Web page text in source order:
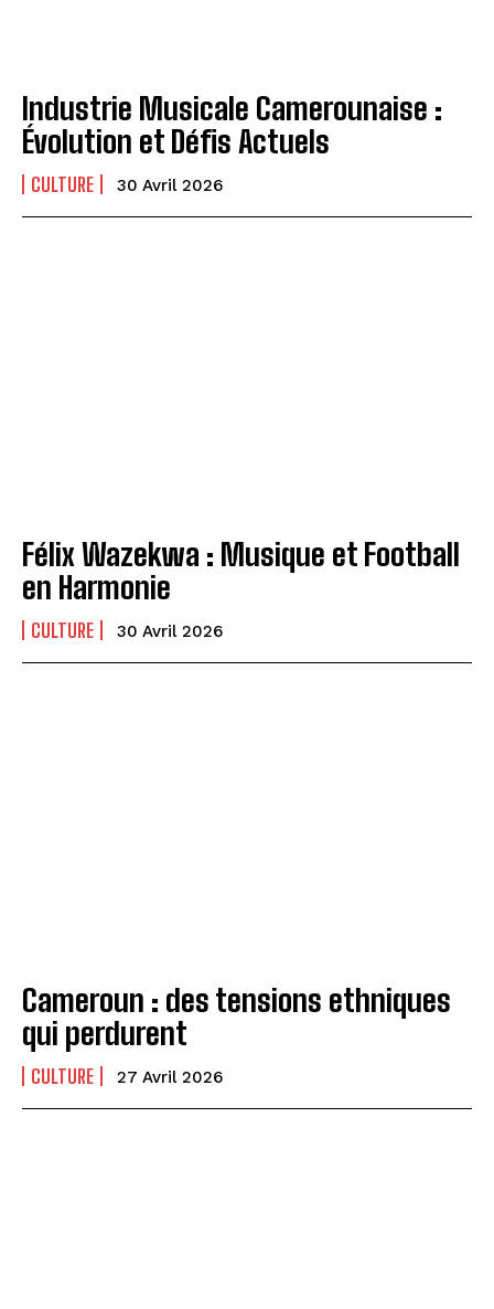
Industrie Musicale Camerounaise :
Évolution et Défis Actuels
CULTURE 30 Avril 2026
Félix Wazekwa : Musique et Football
en Harmonie
CULTURE 30 Avril 2026
Cameroun : des tensions ethniques
qui perdurent
CULTURE 27 Avril 2026